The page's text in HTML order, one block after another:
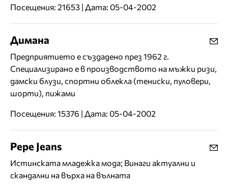
Посещения: 21653 | Дата: 05-04-2002
Димана
Предприятието е създадено през 1962 г.
Специализирано е в производството на мъжки ризи,
дамски блузи, спортни облекла (тениски, пуловери,
шорти), пижами
Посещения: 15376 | Дата: 05-04-2002
Pepe Jeans
Истинската младежка мода; Винаги актуални и
скандални на върха на вълната